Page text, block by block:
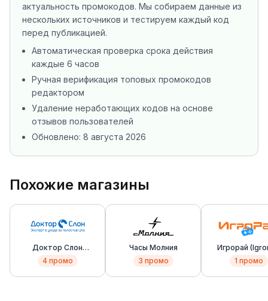
актуальность промокодов. Мы собираем данные из
нескольких источников и тестируем каждый код
перед публикацией.
Автоматическая проверка срока действия
каждые 6 часов
Ручная верификация топовых промокодов
редактором
Удаление неработающих кодов на основе
отзывов пользователей
Обновлено: 8 августа 2026
Похожие магазины
Доктор Слон
(Doctor Slon)
4 промо
Часы Молния
3 промо
Игрорай
1 промо